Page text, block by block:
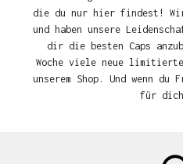
die du nur hier findest! Wir
und haben unsere
dir die besten Caps
Woche viele neue
unserem Shop. Und wenn
für